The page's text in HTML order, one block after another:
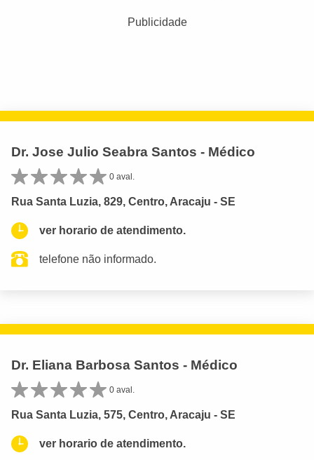
Publicidade
Dr. Jose Julio Seabra Santos - Médico
0 aval.
Rua Santa Luzia, 829, Centro, Aracaju - SE
ver horario de atendimento.
telefone não informado.
Dr. Eliana Barbosa Santos - Médico
0 aval.
Rua Santa Luzia, 575, Centro, Aracaju - SE
ver horario de atendimento.